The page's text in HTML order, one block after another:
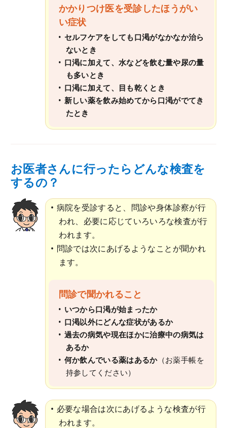
かかりつけ医を受診したほうがい
い症状
セルフケアをしても口渇がなかなか治ら
ないとき
口渇に加えて、水などを飲む量や尿の量
も多いとき
口渇に加えて、目も乾くとき
新しい薬を飲み始めてから口渇がでてき
たとき
お医者さんに行ったらどんな検査を
するの？
病院を受診すると、問診や身体診察が行
われ、必要に応じていろいろな検査が行
われます。
問診では次にあげるようなことが聞かれ
ます。
問診で聞かれること
いつから口渇が始まったか
口渇以外にどんな症状があるか
過去の病気や現在ほかに治療中の病気は
あるか
何か飲んでいる薬はあるか（お薬手帳を
持参してください）
必要な場合は次にあげるような検査が行
われます。